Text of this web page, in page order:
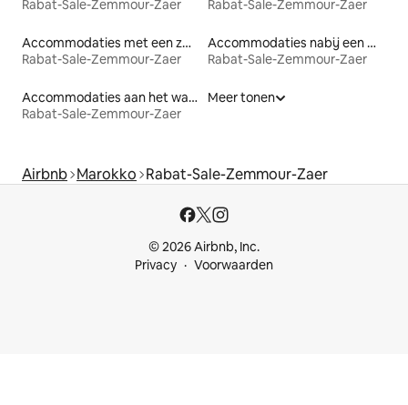
Rabat-Sale-Zemmour-Zaer Rabat-Sale-Zemmour-Zaer
Accommodaties met een zwembad
Rabat-Sale-Zemmour-Zaer
Accommodaties nabij een meer
Rabat-Sale-Zemmour-Zaer
Accommodaties aan het water
Rabat-Sale-Zemmour-Zaer
Meer tonen
Airbnb Marokko Rabat-Sale-Zemmour-Zaer
© 2026 Airbnb, Inc.
Privacy
Voorwaarden